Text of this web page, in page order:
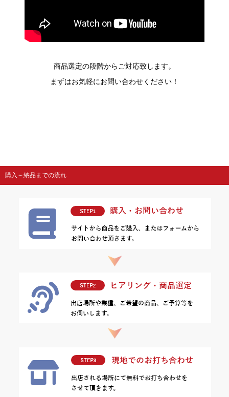
商品選定の段階からご対応致します。
まずはお気軽にお問い合わせください！
購入～納品までの流れ